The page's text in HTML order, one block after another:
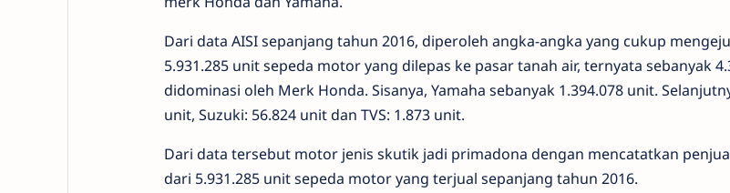
Dari data AISI sepanjang tahun 2016, diperoleh angka-angka yang cukup
5.931.285 unit sepeda motor yang dilepas ke pasar tanah air, ternyata sebanyak
didominasi oleh Merk Honda. Sisanya, Yamaha sebanyak 1.394.078 unit.
unit, Suzuki: 56.824 unit dan TVS: 1.873 unit.
Dari data tersebut motor jenis skutik jadi primadona dengan mencatatkan
dari 5.931.285 unit sepeda motor yang terjual sepanjang tahun 2016.